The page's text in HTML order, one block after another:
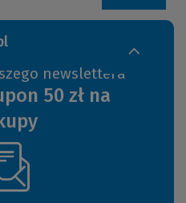
newslettera
50 zł na
(Nowe
okno)